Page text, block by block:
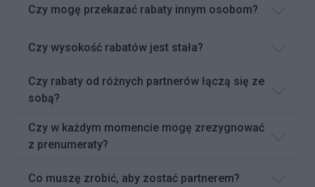
Czy mogę przekazać rabaty innym osobom?
Czy wysokość rabatów jest stała?
Czy rabaty od różnych partnerów łączą się ze
sobą?
Czy w każdym momencie mogę zrezygnować
z prenumeraty?
Co muszę zrobić, aby zostać partnerem?